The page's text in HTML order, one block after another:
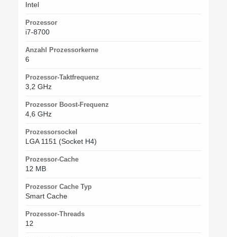
Intel
Prozessor
i7-8700
Anzahl Prozessorkerne
6
Prozessor-Taktfrequenz
3,2 GHz
Prozessor Boost-Frequenz
4,6 GHz
Prozessorsockel
LGA 1151 (Socket H4)
Prozessor-Cache
12 MB
Prozessor Cache Typ
Smart Cache
Prozessor-Threads
12